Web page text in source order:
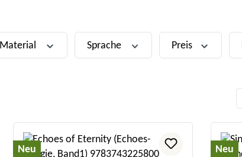
Material Sprache Preis
Neu Neu